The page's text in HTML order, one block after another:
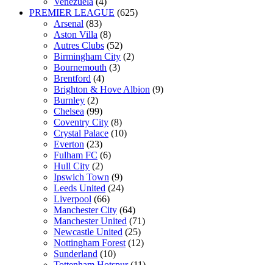
PREMIER LEAGUE (625)
Arsenal (83)
Aston Villa (8)
Autres Clubs (52)
Birmingham City (2)
Bournemouth (3)
Brentford (4)
Brighton & Hove Albion (9)
Burnley (2)
Chelsea (99)
Coventry City (8)
Crystal Palace (10)
Everton (23)
Fulham FC (6)
Hull City (2)
Ipswich Town (9)
Leeds United (24)
Liverpool (66)
Manchester City (64)
Manchester United (71)
Newcastle United (25)
Nottingham Forest (12)
Sunderland (10)